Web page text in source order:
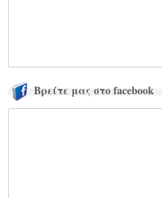
Βρείτε μας στο facebook